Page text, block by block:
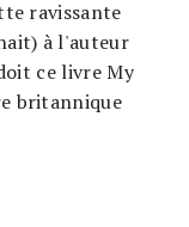
ravissante
à l'auteur
ce livre My
britannique